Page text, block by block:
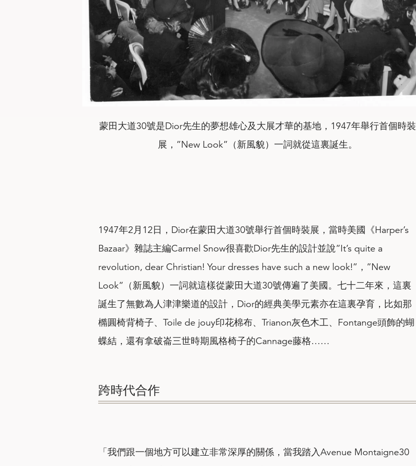
蒙田大道30號是Dior先生的夢想雄心及大展才華的基地，1947年舉行首個時裝
展，”New Look”（新風貌）一詞就從這裏誕生。
1947年2月12日，Dior在蒙田大道30號舉行首個時裝展，當時美國《Harper’s
Bazaar》雜誌主編Carmel Snow很喜歡Dior先生的設計並說”It’s quite a
revolution, dear Christian! Your dresses have such a new look!”，”New
Look”（新風貌）一詞就這樣從蒙田大道30號傳遍了美國。七十二年來，這裏
誕生了無數為人津津樂道的設計，Dior的經典美學元素亦在這裏孕育，比如那
橢圓椅背椅子、Toile de jouy印花棉布、Trianon灰色木工、Fontange頭飾的蝴
蝶結，還有拿破崙三世時期風格椅子的Cannage藤格……
跨時代合作
「我們跟一個地方可以建立非常深厚的關係，當我踏入Avenue Montaigne30